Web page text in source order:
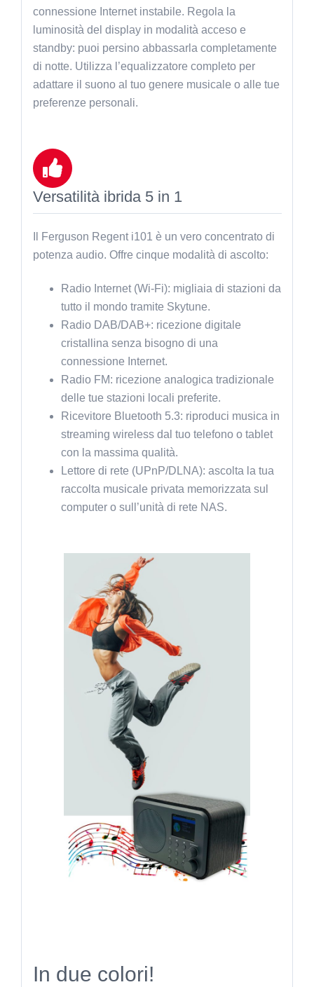
connessione Internet instabile. Regola la
luminosità del display in modalità acceso e
standby: puoi persino abbassarla completamente
di notte. Utilizza l’equalizzatore completo per
adattare il suono al tuo genere musicale o alle tue
preferenze personali.
Versatilità ibrida 5 in 1
Il Ferguson Regent i101 è un vero concentrato di
potenza audio. Offre cinque modalità di ascolto:
Radio Internet (Wi-Fi): migliaia di stazioni da
tutto il mondo tramite Skytune.
Radio DAB/DAB+: ricezione digitale
cristallina senza bisogno di una
connessione Internet.
Radio FM: ricezione analogica tradizionale
delle tue stazioni locali preferite.
Ricevitore Bluetooth 5.3: riproduci musica in
streaming wireless dal tuo telefono o tablet
con la massima qualità.
Lettore di rete (UPnP/DLNA): ascolta la tua
raccolta musicale privata memorizzata sul
computer o sull’unità di rete NAS.
In due colori!